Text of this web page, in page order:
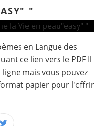
"
en Langue des
ce lien vers le PDF Il
mais vous pouvez
papier pour l'offrir